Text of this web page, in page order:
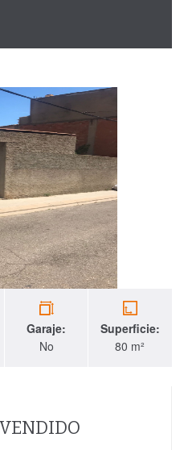
Garaje:
No
Superficie:
80 m²